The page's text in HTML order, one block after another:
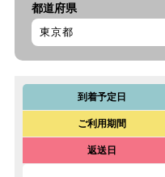
都道府県
到着予定日
ご利用期間
返送日